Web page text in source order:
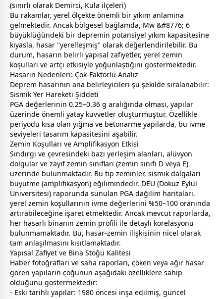
(sınırlı olarak Demirci, Kula ilçeleri)
Bu rakamlar, yerel ölçekte önemli bir yıkım anlamına
gelmektedir. Ancak bölgesel bağlamda, Mw &#8776; 6
büyüklüğündeki bir depremin potansiyel yıkım kapasitesine
kıyasla, hasar "yerelleşmiş" olarak değerlendirilebilir. Bu
durum, hasarın belirli yapısal zafiyetler, yerel zemin
koşulları ve artçı etkisiyle yoğunlaştığını göstermektedir.
Hasarın Nedenleri: Çok-Faktörlü Analiz
Deprem hasarının ana belirleyicileri şu şekilde sıralanabilir:
Sismik Yer Hareketi Şiddeti
PGA değerlerinin 0.25–0.36 g aralığında olması, yapılar
üzerinde önemli yatay kuvvetler oluşturmuştur. Özellikle
periyodu kısa olan yığma ve betonarme yapılarda, bu ivme
seviyeleri tasarım kapasitesini aşabilir.
Zemin Koşulları ve Amplifikasyon Etkisi
Sındırgı ve çevresindeki bazı yerleşim alanları, alüvyon
dolgular ve zayıf zemin sınıfları (zemin sınıfı D veya E)
üzerinde bulunmaktadır. Bu tip zeminler, sismik dalgaları
büyütme (amplifikasyon) eğilimindedir. DEU (Dokuz Eylül
Üniversitesi) raporunda sunulan PGA dağılım haritaları,
yerel zemin koşullarının ivme değerlerini %50–100 oranında
artırabileceğine işaret etmektedir. Ancak mevcut raporlarda,
her hasarlı binanın zemin profili ile detaylı korelasyonu
bulunmamaktadır. Bu, hasar-zemin ilişkisinin nicel olarak
tam anlaşılmasını kısıtlamaktadır.
Yapısal Zafiyet ve Bina Stoğu Kalitesi
Haber fotoğrafları ve saha raporları, çöken veya ağır hasar
gören yapıların çoğunun aşağıdaki özelliklere sahip
olduğunu göstermektedir:
- Eski tarihli yapılar: 1980 öncesi inşa edilmiş, güncel